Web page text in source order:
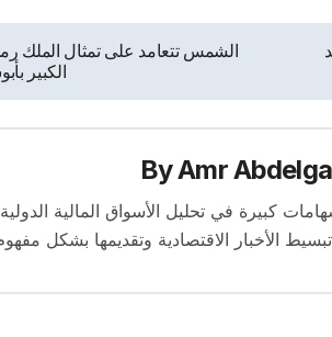
الشمس تتعامد على تمثال الملك
الكبير
ByAmr
تتجاوز 14 عامًا. لديه إسهامات كبيرة في تحليل الأسواق المالية
الأخبار الاقتصادية وتقديمها بشكل